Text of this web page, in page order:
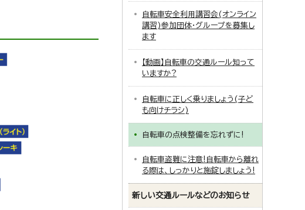
自転車安全利用講習会(オンライン
講習)参加団体・グループを募集し
ます
【動画】自転車の交通ルール知って
いますか?
自転車に正しく乗りましょう(子ど
も向けチラシ)
自転車の点検整備を忘れずに!
自転車盗難に注意!自転車から離れ
る際は、しっかりと施錠しましょう!
新しい交通ルールなどのお知らせ